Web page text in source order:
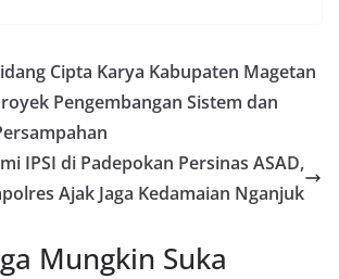
Cipta Karya Kabupaten Magetan
Pengembangan Sistem dan
IPSI di Padepokan Persinas ASAD,
Ajak Jaga Kedamaian Nganjuk
Mungkin Suka